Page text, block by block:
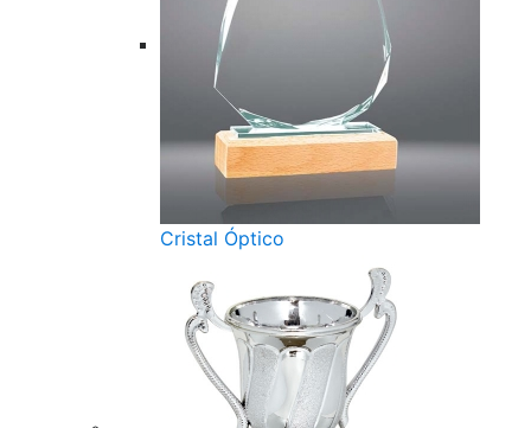
Cristal Óptico